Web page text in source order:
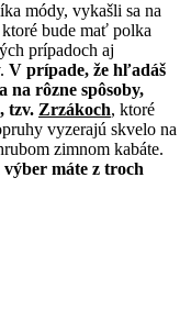
módy, vykašli sa na
bude mať polka
prípadoch aj
V prípade, že hľadáš
na rôzne spôsoby,
tzv. Zrzákoch, ktoré
vyzerajú skvelo na
zimnom kabáte.
výber máte z troch